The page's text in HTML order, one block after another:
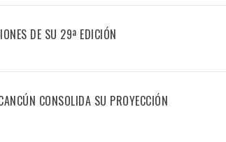
DE SU 29ª EDICIÓN
CONSOLIDA SU PROYECCIÓN